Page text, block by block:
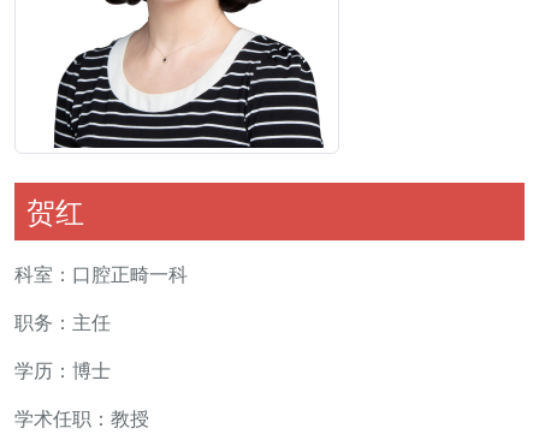
贺红
科室：口腔正畸一科
职务：主任
学历：博士
学术任职：教授